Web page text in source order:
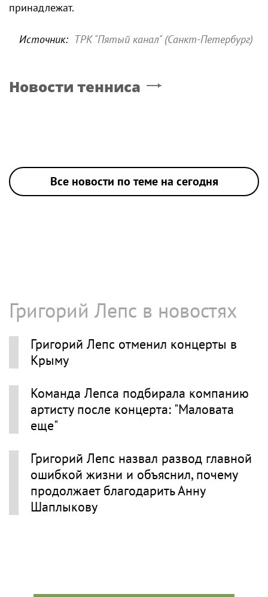
принадлежат.
Источник: ТРК "Пятый канал" (Санкт-Петербург)
Новости тенниса
Все новости по теме на сегодня
Григорий Лепс в новостях
Григорий Лепс отменил концерты в
Крыму
Команда Лепса подбирала компанию
артисту после концерта: "Маловата
еще"
Григорий Лепс назвал развод главной
ошибкой жизни и объяснил, почему
продолжает благодарить Анну
Шаплыкову